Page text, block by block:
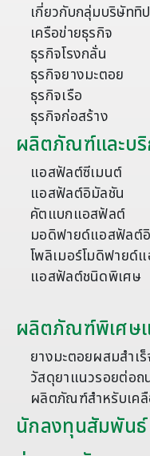
เกี่ยวกับกลุ่มบริษัททิ
เครือข่ายธุรกิจ
ธุรกิจโรงกลั่น
ธุรกิจยางมะตอย
ธุรกิจเรือ
ธุรกิจก่อสร้าง
ผลิตภัณฑ์และบริ
แอสฟัลต์ซีเมนต์
แอสฟัลต์อิมัลชัน
คัตแบกแอสฟัลต์
มอดิฟายด์แอสฟัลต์
โพลิเมอร์โมดิฟายด์
แอสฟัลต์ชนิดพิเศษ
ผลิตภัณฑ์พิเศษ
ยางมะตอยผสมสำเ
วัสดุยาแนวรอยต่อถ
ผลิตภัณฑ์สำหรับเค
นักลงทุนสัมพันธ์